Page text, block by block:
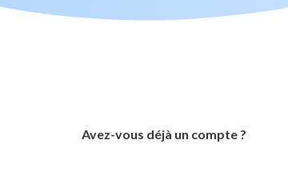
Avez-vous déjà un compte ?